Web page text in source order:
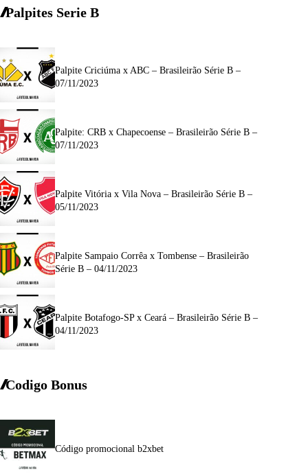
Palpites Serie B
Palpite Criciúma x ABC – Brasileirão Série B –
07/11/2023
Palpite: CRB x Chapecoense – Brasileirão Série B –
07/11/2023
Palpite Vitória x Vila Nova – Brasileirão Série B –
05/11/2023
Palpite Sampaio Corrêa x Tombense – Brasileirão
Série B – 04/11/2023
Palpite Botafogo-SP x Ceará – Brasileirão Série B –
04/11/2023
Codigo Bonus
Código promocional b2xbet